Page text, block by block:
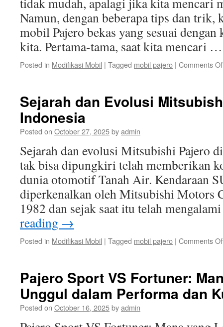
Namun, dengan beberapa tips dan trik,
mobil Pajero bekas yang sesuai
kita. Pertama-tama, saat kita mencari
Posted in Modifikasi Mobil | Tagged mobil pajero | Comments
Sejarah dan Evolusi
Indonesia
Posted on October 27, 2025byadmin
Sejarah dan evolusi Mitsubishi Pajero
tak bisa dipungkiri telah memberikan
dunia otomotif Tanah Air. Kendaraan
diperkenalkan oleh Mitsubishi Motors
1982 dan sejak saat itu telah
reading →
Posted in Modifikasi Mobil | Tagged mobil pajero | Comments
Pajero Sport VS Fortuner:
Unggul dalam Performa dan
Posted on October 16, 2025byadmin